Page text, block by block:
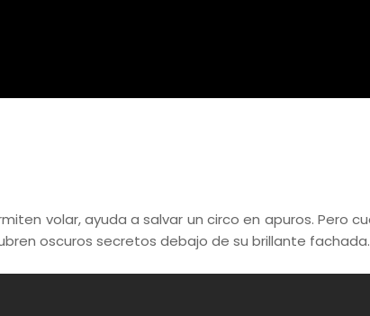
volar, ayuda a salvar un circo en apuros. Pero
oscuros secretos debajo de su brillante fachada.